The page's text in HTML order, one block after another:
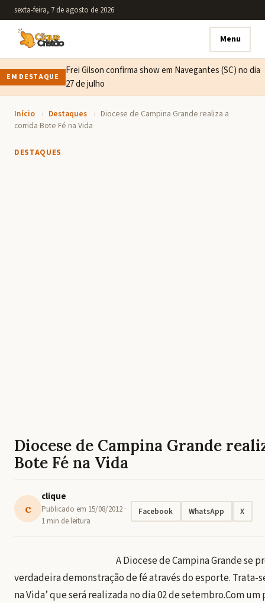
sexta-feira, 7 de agosto de 2026
Menu
EM DESTAQUE
Frei Gilson confirma show em Navegantes (SC) no dia
27 de julho
Início › Destaques › Diocese de Campina Grande realiza a
corrida Bote Fé na Vida
DESTAQUES
Diocese de Campina Grande
Bote Fé na Vida
c
clique
Publicado em 15/08/2012 ·
1 min de leitura
Facebook WhatsApp X
A Diocese de Campina Grande se
verdadeira demonstração de fé através do esporte. Trata-
na Vida’ que será realizada no dia 02 de setembro.Com